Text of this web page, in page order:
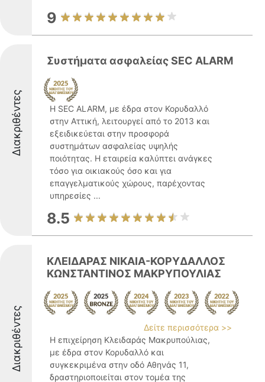
9
Διακριθέντες
Συστήματα ασφαλείας SEC ALARM
Η SEC ALARM, με έδρα στον Κορυδαλλό
στην Αττική, λειτουργεί από το 2013 και
εξειδικεύεται στην προσφορά
συστημάτων ασφαλείας υψηλής
ποιότητας. Η εταιρεία καλύπτει ανάγκες
τόσο για οικιακούς όσο και για
επαγγελματικούς χώρους, παρέχοντας
υπηρεσίες ...
8.5
Διακριθέντες
ΚΛΕΙΔΑΡΑΣ ΝΙΚΑΙΑ-ΚΟΡΥΔΑΛΛΟΣ
ΚΩΝΣΤΑΝΤΙΝΟΣ ΜΑΚΡΥΠΟΥΛΙΑΣ
Δείτε περισσότερα >>
Η επιχείρηση Κλειδαράς Μακρυπούλιας,
με έδρα στον Κορυδαλλό και
συγκεκριμένα στην οδό Αθηνάς 11,
δραστηριοποιείται στον τομέα της